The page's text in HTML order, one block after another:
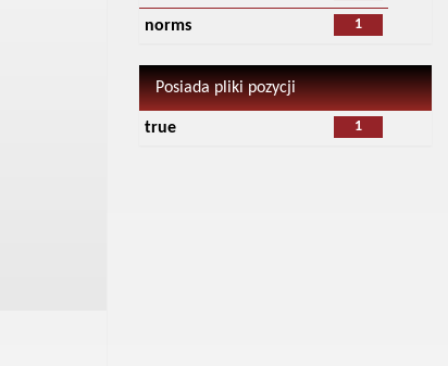
1
norms
Posiada pliki pozycji
1
true